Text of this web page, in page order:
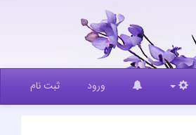
ورود ثبت نام